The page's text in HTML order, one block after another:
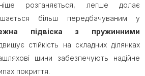
розганяється, легше долає
більш передбачуваним у
підвіска з пружинними
стійкість на складних ділянках
шини забезпечують надійне
покриття.